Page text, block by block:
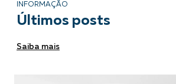
INFORMAÇÃO
Últimos posts
Saiba mais